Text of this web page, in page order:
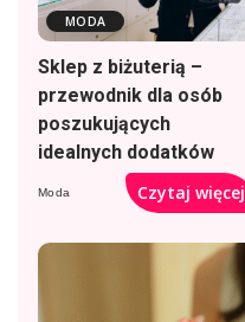
MODA
Sklep z biżuterią –
przewodnik dla osób
poszukujących
idealnych dodatków
Moda Czytaj więcej